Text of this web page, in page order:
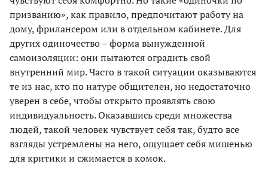
призванию», как правило, предпочитают работу на
дому, фрилансером или в отдельном кабинете. Для
других одиночество – форма вынужденной
самоизоляции: они пытаются оградить свой
внутренний мир. Часто в такой ситуации оказываются
те из нас, кто по натуре общителен, но недостаточно
уверен в себе, чтобы открыто проявлять свою
индивидуальность. Оказавшись среди множества
людей, такой человек чувствует себя так, будто все
взгляды устремлены на него, ощущает себя мишенью
для критики и сжимается в комок.